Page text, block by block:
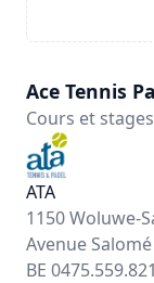
Ace Tennis
Cours et
ATA
1150 Woluwe-
Avenue
BE 0475.559.821